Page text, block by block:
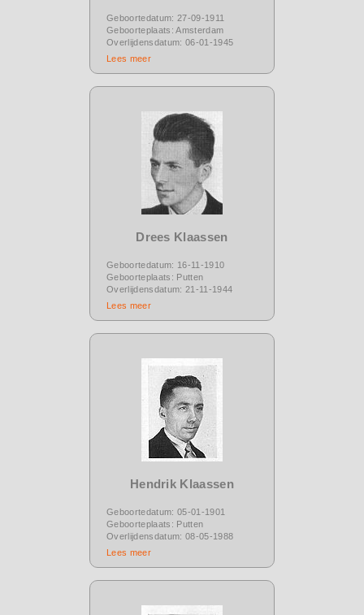
Geboortedatum: 27-09-1911
Geboorteplaats: Amsterdam
Overlijdensdatum: 06-01-1945
Lees meer
Drees Klaassen
Geboortedatum: 16-11-1910
Geboorteplaats: Putten
Overlijdensdatum: 21-11-1944
Lees meer
Hendrik Klaassen
Geboortedatum: 05-01-1901
Geboorteplaats: Putten
Overlijdensdatum: 08-05-1988
Lees meer